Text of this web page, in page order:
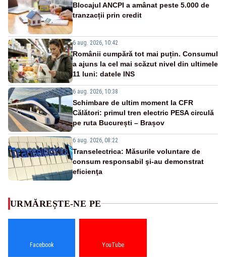
Blocajul ANCPI a amânat peste 5.000 de
tranzacții prin credit
6 aug. 2026, 10:42
Românii cumpără tot mai puțin. Consumul
a ajuns la cel mai scăzut nivel din ultimele
11 luni: datele INS
6 aug. 2026, 10:38
Schimbare de ultim moment la CFR
Călători: primul tren electric PESA circulă
pe ruta București – Brașov
6 aug. 2026, 08:22
Transelectrica: Măsurile voluntare de
consum responsabil şi-au demonstrat
eficienţa
URMĂREȘTE-NE PE
Facebook YouTube